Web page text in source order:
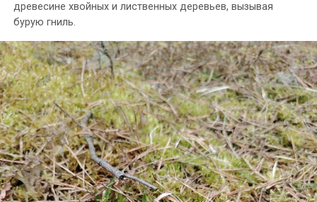
древесине хвойных и лиственных деревьев, вызывая
бурую гниль.